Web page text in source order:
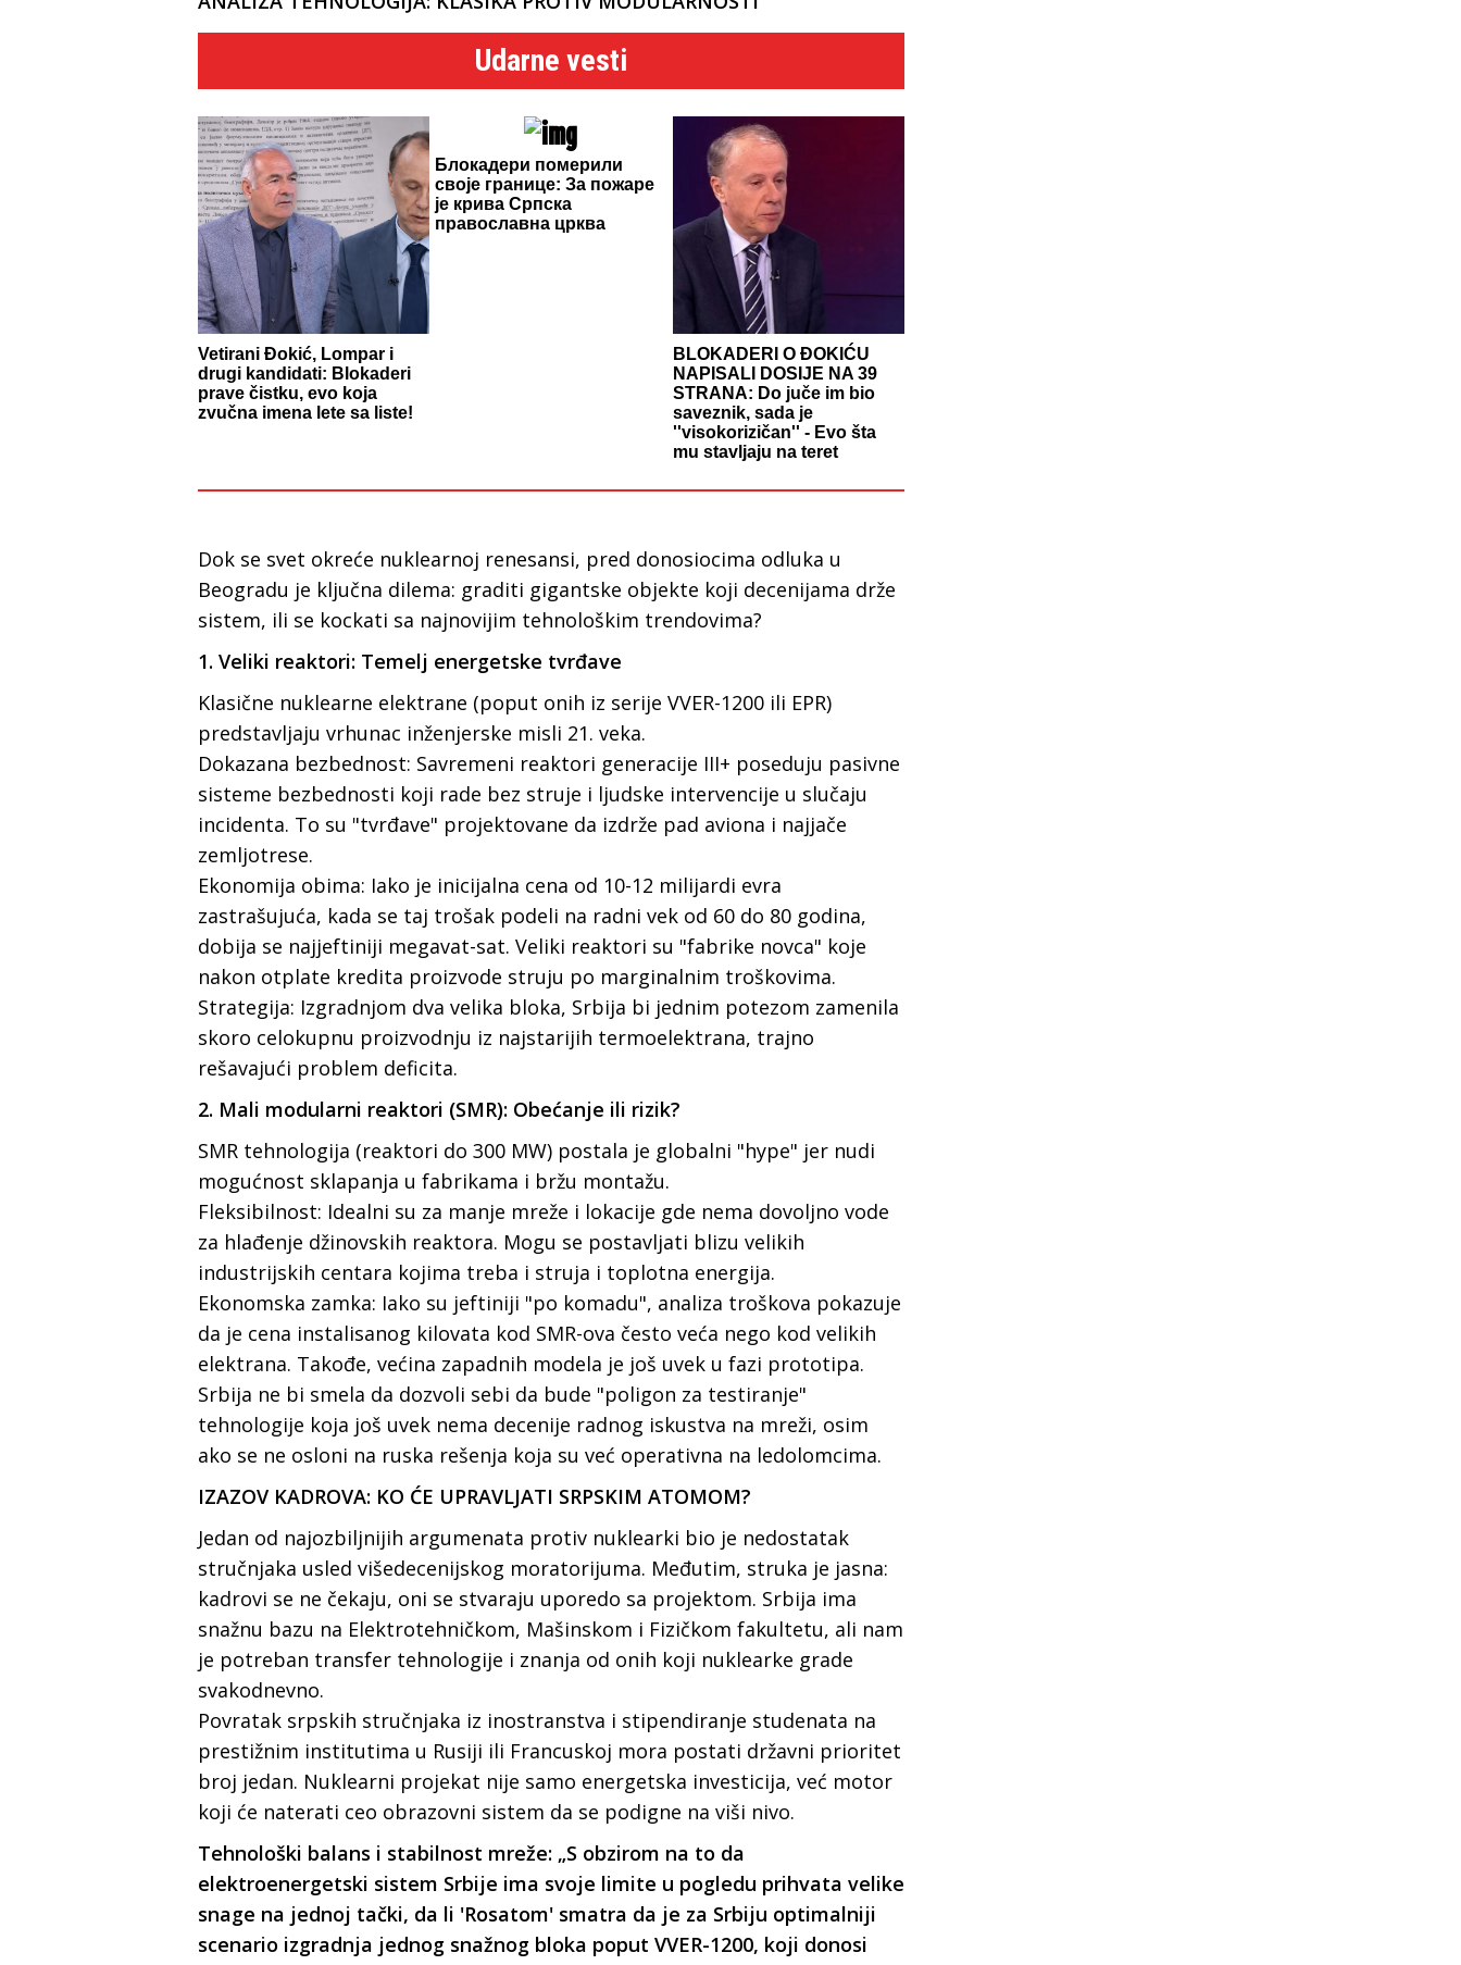
Udarne vesti
Vetirani Đokić, Lompar i
drugi kandidati: Blokaderi
prave čistku, evo koja
zvučna imena lete sa liste!
Блокадери померили
своје границе: За пожаре
је крива Српска
православна црква
BLOKADERI O ĐOKIĆU
NAPISALI DOSIJE NA 39
STRANA: Do juče im bio
saveznik, sada je
''visokorizičan'' - Evo šta
mu stavljaju na teret
Dok se svet okreće nuklearnoj renesansi, pred donosiocima odluka u
Beogradu je ključna dilema: graditi gigantske objekte koji decenijama drže
sistem, ili se kockati sa najnovijim tehnološkim trendovima?
1. Veliki reaktori: Temelj energetske tvrđave
Klasične nuklearne elektrane (poput onih iz serije VVER-1200 ili EPR)
predstavljaju vrhunac inženjerske misli 21. veka.
Dokazana bezbednost: Savremeni reaktori generacije III+ poseduju pasivne
sisteme bezbednosti koji rade bez struje i ljudske intervencije u slučaju
incidenta. To su "tvrđave" projektovane da izdrže pad aviona i najjače
zemljotrese.
Ekonomija obima: Iako je inicijalna cena od 10-12 milijardi evra
zastrašujuća, kada se taj trošak podeli na radni vek od 60 do 80 godina,
dobija se najjeftiniji megavat-sat. Veliki reaktori su "fabrike novca" koje
nakon otplate kredita proizvode struju po marginalnim troškovima.
Strategija: Izgradnjom dva velika bloka, Srbija bi jednim potezom zamenila
skoro celokupnu proizvodnju iz najstarijih termoelektrana, trajno
rešavajući problem deficita.
2. Mali modularni reaktori (SMR): Obećanje ili rizik?
SMR tehnologija (reaktori do 300 MW) postala je globalni "hype" jer nudi
mogućnost sklapanja u fabrikama i bržu montažu.
Fleksibilnost: Idealni su za manje mreže i lokacije gde nema dovoljno vode
za hlađenje džinovskih reaktora. Mogu se postavljati blizu velikih
industrijskih centara kojima treba i struja i toplotna energija.
Ekonomska zamka: Iako su jeftiniji "po komadu", analiza troškova pokazuje
da je cena instalisanog kilovata kod SMR-ova često veća nego kod velikih
elektrana. Takođe, većina zapadnih modela je još uvek u fazi prototipa.
Srbija ne bi smela da dozvoli sebi da bude "poligon za testiranje"
tehnologije koja još uvek nema decenije radnog iskustva na mreži, osim
ako se ne osloni na ruska rešenja koja su već operativna na ledolomcima.
IZAZOV KADROVA: KO ĆE UPRAVLJATI SRPSKIM ATOMOM?
Jedan od najozbiljnijih argumenata protiv nuklearki bio je nedostatak
stručnjaka usled višedecenijskog moratorijuma. Međutim, struka je jasna:
kadrovi se ne čekaju, oni se stvaraju uporedo sa projektom. Srbija ima
snažnu bazu na Elektrotehničkom, Mašinskom i Fizičkom fakultetu, ali nam
je potreban transfer tehnologije i znanja od onih koji nuklearke grade
svakodnevno.
Povratak srpskih stručnjaka iz inostranstva i stipendiranje studenata na
prestižnim institutima u Rusiji ili Francuskoj mora postati državni prioritet
broj jedan. Nuklearni projekat nije samo energetska investicija, već motor
koji će naterati ceo obrazovni sistem da se podigne na viši nivo.
Tehnološki balans i stabilnost mreže: „S obzirom na to da
elektroenergetski sistem Srbije ima svoje limite u pogledu prihvata velike
snage na jednoj tački, da li 'Rosatom' smatra da je za Srbiju optimalniji
scenario izgradnja jednog snažnog bloka poput VVER-1200, koji donosi